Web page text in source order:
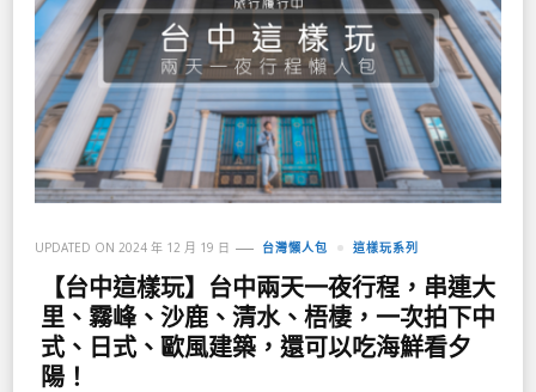
UPDATED ON 2024 年 12 月 19 日 台灣懶人包 這樣玩系列
【台中這樣玩】台中兩天一夜行程，串連大
里、霧峰、沙鹿、清水、梧棲，一次拍下中
式、日式、歐風建築，還可以吃海鮮看夕
陽！